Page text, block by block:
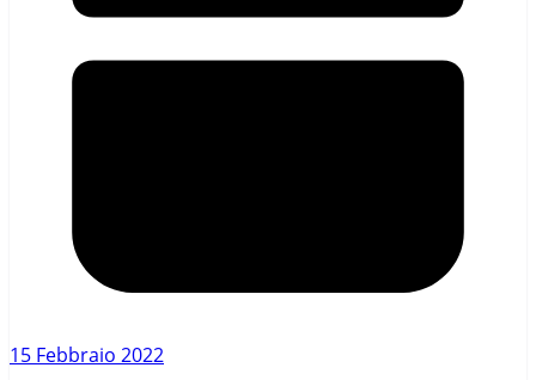
15 Febbraio 2022